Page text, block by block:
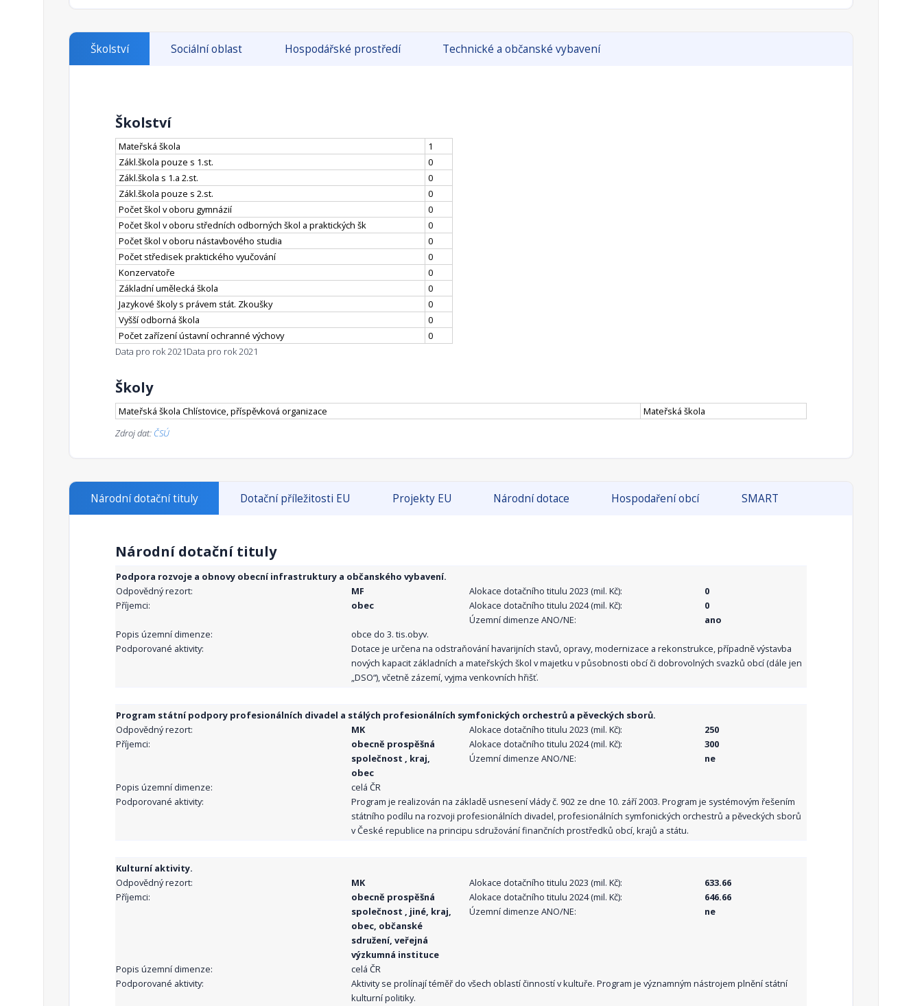
Školství Sociální oblast Hospodářské prostředí Technické a občanské vybavení
Školství
Mateřská škola
1
Zákl.škola pouze s 1.st.
0
Zákl.škola s 1.a 2.st.
0
Zákl.škola pouze s 2.st.
0
Počet škol v oboru gymnázií
0
Počet škol v oboru středních odborných škol a praktických šk
0
Počet škol v oboru nástavbového studia
0
Počet středisek praktického vyučování
0
Konzervatoře
0
Základní umělecká škola
0
Jazykové školy s právem stát. Zkoušky
0
Vyšší odborná škola
0
Počet zařízení ústavní ochranné výchovy
0
Data pro rok 2021Data pro rok 2021
Školy
Mateřská škola Chlístovice, příspěvková organizace
Mateřská škola
Zdroj dat: ČSÚ
Národní dotační tituly Dotační příležitosti EU Projekty EU Národní dotace Hospodaření obcí SMART
Národní dotační tituly
Podpora rozvoje a obnovy obecní infrastruktury a občanského vybavení.
Odpovědný rezort:
MF
Příjemci:
obec
Alokace dotačního titulu 2023 (mil. Kč):
0
Alokace dotačního titulu 2024 (mil. Kč):
0
Územní dimenze ANO/NE:
ano
Popis územní dimenze:
obce do 3. tis.obyv.
Podporované aktivity:
Dotace je určena na odstraňování havarijních stavů, opravy, modernizace a rekonstrukce, případně výstavba
nových kapacit základních a mateřských škol v majetku v působnosti obcí či dobrovolných svazků obcí (dále jen
„DSO“), včetně zázemí, vyjma venkovních hřišť.
Program státní podpory profesionálních divadel a stálých profesionálních symfonických orchestrů a pěveckých sborů.
Odpovědný rezort:
MK
Příjemci:
obecně prospěšná
společnost , kraj,
obec
Alokace dotačního titulu 2023 (mil. Kč):
250
Alokace dotačního titulu 2024 (mil. Kč):
300
Územní dimenze ANO/NE:
ne
Popis územní dimenze:
celá ČR
Podporované aktivity:
Program je realizován na základě usnesení vlády č. 902 ze dne 10. září 2003. Program je systémovým řešením
státního podílu na rozvoji profesionálních divadel, profesionálních symfonických orchestrů a pěveckých sborů
v České republice na principu sdružování finančních prostředků obcí, krajů a státu.
Kulturní aktivity.
Odpovědný rezort:
MK
Příjemci:
obecně prospěšná
společnost , jiné, kraj,
obec, občanské
sdružení, veřejná
výzkumná instituce
Alokace dotačního titulu 2023 (mil. Kč):
633.66
Alokace dotačního titulu 2024 (mil. Kč):
646.66
Územní dimenze ANO/NE:
ne
Popis územní dimenze:
celá ČR
Podporované aktivity:
Aktivity se prolínají téměř do všech oblastí činností v kultuře. Program je významným nástrojem plnění státní
kulturní politiky.